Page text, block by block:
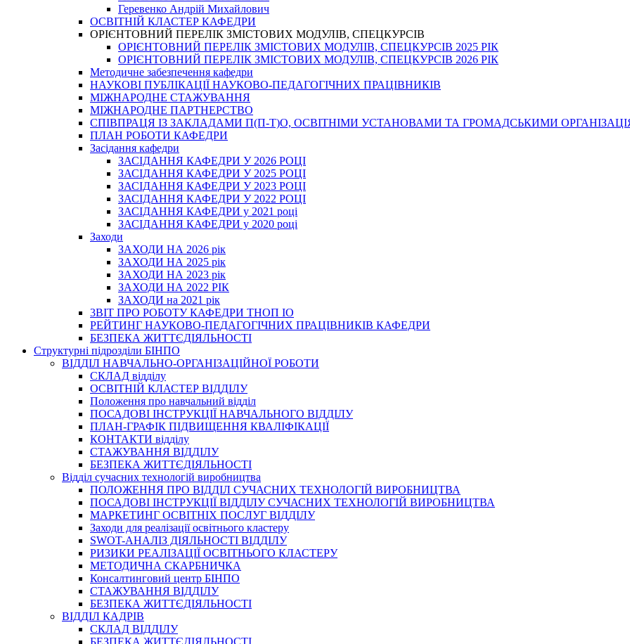
Геревенко Андрій Михайлович
ОСВІТНІЙ КЛАСТЕР КАФЕДРИ
ОРІЄНТОВНИЙ ПЕРЕЛІК ЗМІСТОВИХ МОДУЛІВ, СПЕЦКУРСІВ
ОРІЄНТОВНИЙ ПЕРЕЛІК ЗМІСТОВИХ МОДУЛІВ, СПЕЦКУРСІВ 2025 РІК
ОРІЄНТОВНИЙ ПЕРЕЛІК ЗМІСТОВИХ МОДУЛІВ, СПЕЦКУРСІВ 2026 РІК
Методичне забезпечення кафедри
НАУКОВІ ПУБЛІКАЦІЇ НАУКОВО-ПЕДАГОГІЧНИХ ПРАЦІВНИКІВ
МІЖНАРОДНЕ СТАЖУВАННЯ
МІЖНАРОДНЕ ПАРТНЕРСТВО
СПІВПРАЦЯ ІЗ ЗАКЛАДАМИ П(П-Т)О, ОСВІТНІМИ УСТАНОВАМИ ТА ГРОМАДСЬКИМИ
ПЛАН РОБОТИ КАФЕДРИ
Засідання кафедри
ЗАСІДАННЯ КАФЕДРИ У 2026 РОЦІ
ЗАСІДАННЯ КАФЕДРИ У 2025 РОЦІ
ЗАСІДАННЯ КАФЕДРИ У 2023 РОЦІ
ЗАСІДАННЯ КАФЕДРИ У 2022 РОЦІ
ЗАСІДАННЯ КАФЕДРИ у 2021 році
ЗАСІДАННЯ КАФЕДРИ у 2020 році
Заходи
ЗАХОДИ НА 2026 рік
ЗАХОДИ НА 2025 рік
ЗАХОДИ НА 2023 рік
ЗАХОДИ НА 2022 РІК
ЗАХОДИ на 2021 рік
3BIT ПРО РОБОТУ КАФЕДРИ ТНОП ІО
РЕЙТИНГ НАУКОВО-ПЕДАГОГІЧНИХ ПРАЦІВНИКІВ КАФЕДРИ
БЕЗПЕКА ЖИТТЄДІЯЛЬНОСТІ
Структурні підрозділи БІНПО
ВІДДІЛ НАВЧАЛЬНО-ОРГАНІЗАЦІЙНОЇ РОБОТИ
СКЛАД відділу
ОСВІТНІЙ КЛАСТЕР ВІДДІЛУ
Положення про навчальний вiддiл
ПОСАДОВІ ІНСТРУКЦІЇ НАВЧАЛЬНОГО ВІДДІЛУ
ПЛАН-ГРАФІК ПІДВИЩЕННЯ КВАЛІФІКАЦІЇ
КОНТАКТИ відділу
СТАЖУВАННЯ ВІДДІЛУ
БЕЗПЕКА ЖИТТЄДІЯЛЬНОСТІ
Відділ сучасних технологій виробництва
ПОЛОЖЕННЯ ПРО ВІДДІЛ СУЧАСНИХ ТЕХНОЛОГІЙ ВИРОБНИЦТВА
ПОСАДОВІ ІНСТРУКЦІЇ ВІДДІЛУ СУЧАСНИХ ТЕХНОЛОГІЙ ВИРОБНИЦТВА
МАРКЕТИНГ ОСВІТНІХ ПОСЛУГ ВІДДІЛУ
Заходи для реалізації освітнього кластеру
SWOT-АНАЛІЗ ДІЯЛЬНОСТІ ВІДДІЛУ
РИЗИКИ РЕАЛІЗАЦІЇ ОСВІТНЬОГО КЛАСТЕРУ
МЕТОДИЧНА СКАРБНИЧКА
Консалтинговий центр БІНПО
СТАЖУВАННЯ ВІДДІЛУ
БЕЗПЕКА ЖИТТЄДІЯЛЬНОСТІ
ВІДДІЛ КАДРІВ
СКЛАД ВІДДІЛУ
БЕЗПЕКА ЖИТТЄДІЯЛЬНОСТІ